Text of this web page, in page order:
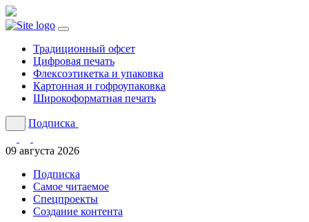
Традиционный офсет
Цифровая печать
Флексоэтикетка и упаковка
Картонная и гофроупаковка
Широкоформатная печать
Подписка
09 августа 2026
Подписка
Cамое читаемое
Спецпроекты
Создание контента